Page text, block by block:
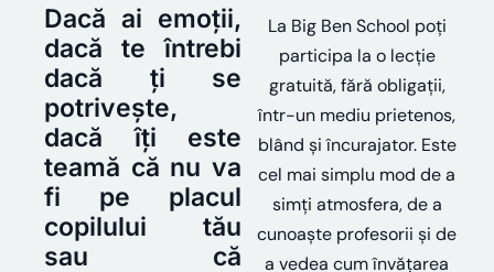
Dacă ai emoții,
dacă te întrebi
dacă ți se
potrivește,
dacă îți este
teamă că nu va
fi pe placul
copilului tău
sau că
La Big Ben School poți
participa la o lecție
gratuită, fără obligații,
într-un mediu prietenos,
blând și încurajator. Este
cel mai simplu mod de a
simți atmosfera, de a
cunoaște profesorii și de
a vedea cum învățarea